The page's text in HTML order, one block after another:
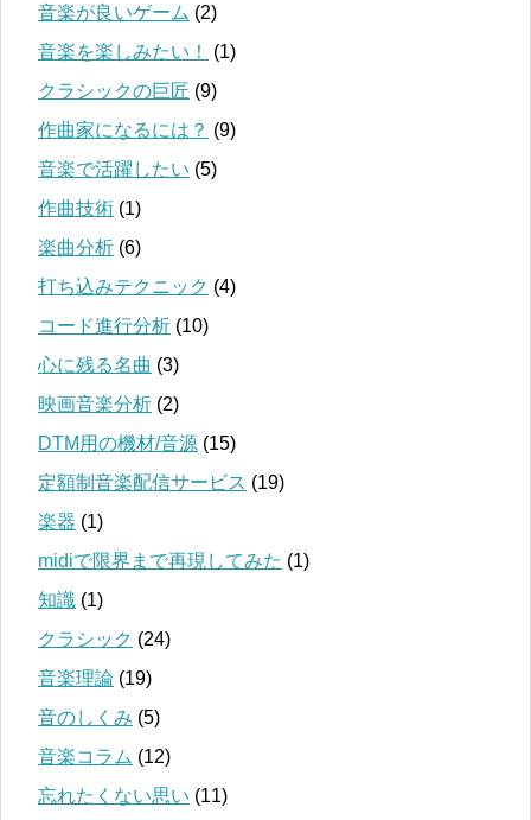
音楽が良いゲーム (2)
音楽を楽しみたい！
(1)
クラシックの巨匠 (9)
作曲家になるには？ (9)
音楽で活躍したい (5)
作曲技術 (1)
楽曲分析 (6)
打ち込みテクニック (4)
コード進行分析 (10)
心に残る名曲 (3)
映画音楽分析 (2)
DTM用の機材/音源 (15)
定額制音楽配信サービス (19)
楽器 (1)
midiで限界まで再現してみた (1)
知識 (1)
クラシック (24)
音楽理論 (19)
音のしくみ (5)
音楽コラム (12)
忘れたくない思い (11)